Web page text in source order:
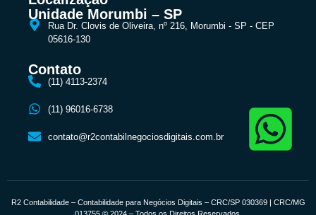
Unidade Morumbi – SP
Rua Dr. Clovis de Oliveira, nº 216, Morumbi - SP - CEP
05616-130
Contato
(11) 4113-2374
(11) 96016-6738
contato@r2contabilnegociosdigitais.com.br
R2 Contabilidade – Contabilidade para Negócios Digitais – CRC/SP 030369 | CRC/MG